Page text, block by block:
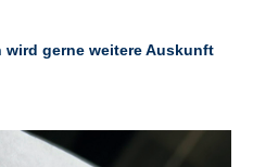
wird gerne weitere Auskunft